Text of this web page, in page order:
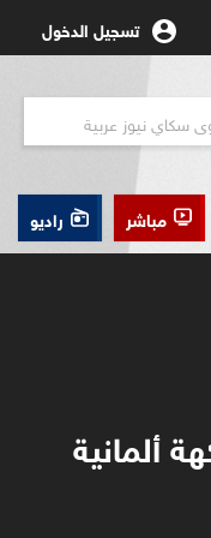
تسجيل الدخول
مباشر راديو
ألمانية